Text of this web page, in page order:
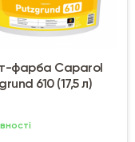
фарба Caparol
610 (17,5 л)